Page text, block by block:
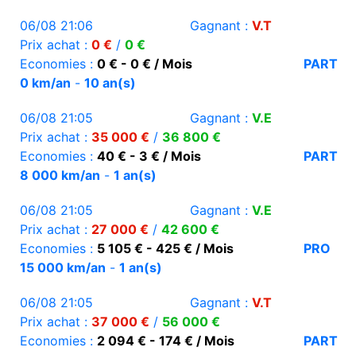
06/08 21:06 Gagnant : V.T
Prix achat : 0 € / 0 €
Economies : 0 € - 0 € / Mois
PART
0 km/an - 10 an(s)
06/08 21:05 Gagnant : V.E
Prix achat : 35 000 € / 36 800 €
Economies : 40 € - 3 € / Mois
PART
8 000 km/an - 1 an(s)
06/08 21:05 Gagnant : V.E
Prix achat : 27 000 € / 42 600 €
Economies : 5 105 € - 425 € / Mois
PRO
15 000 km/an - 1 an(s)
06/08 21:05 Gagnant : V.T
Prix achat : 37 000 € / 56 000 €
Economies : 2 094 € - 174 € / Mois
PART